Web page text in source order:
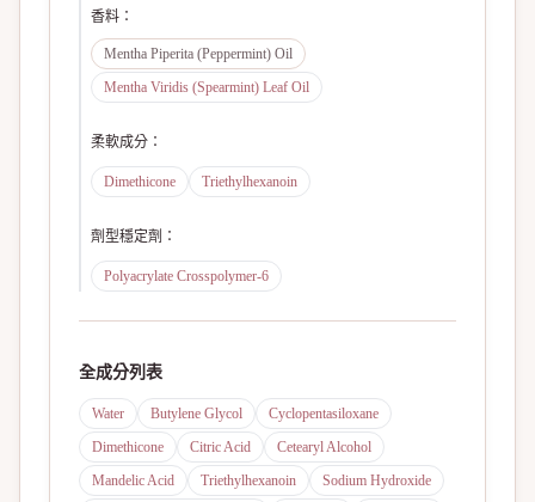
香料 ：
Mentha Piperita (Peppermint) Oil
Mentha Viridis (Spearmint) Leaf Oil
柔軟成分 ：
Dimethicone Triethylhexanoin
劑型穩定劑 ：
Polyacrylate Crosspolymer-6
全成分列表
Water Butylene Glycol
Cyclopentasiloxane
Dimethicone
Citric Acid
Cetearyl Alcohol
Mandelic Acid
Triethylhexanoin
Sodium Hydroxide